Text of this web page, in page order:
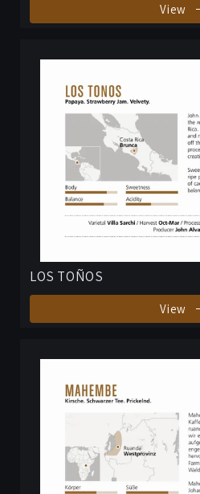
View
LOS TOÑOS
View